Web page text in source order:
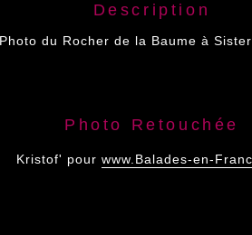
Description
Photo du Rocher de la Baume à
Photo Retouchée
Kristof' pourwww.Balades-en-